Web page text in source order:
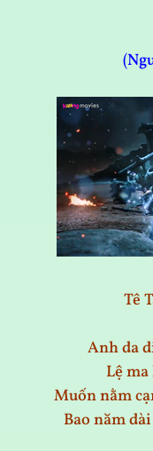
Tê
Anh da
Lệ
Muốn nằm
Bao năm